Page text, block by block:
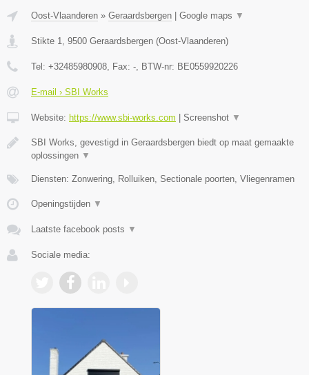
Oost-Vlaanderen » Geraardsbergen | Google maps ▼
Stikte 1 9500 Geraardsbergen (Oost-Vlaanderen)
Tel: +32485980908 , Fax: - , BTW-nr: BE0559920226
E-mail › SBI Works
Website: https://www.sbi-works.com | Screenshot ▼
SBI Works, gevestigd in Geraardsbergen biedt op maat gemaakte
oplossingen ▼
Diensten: Zonwering, Rolluiken, Sectionale poorten, Vliegenramen
Openingstijden ▼
Laatste facebook posts ▼
Sociale media: